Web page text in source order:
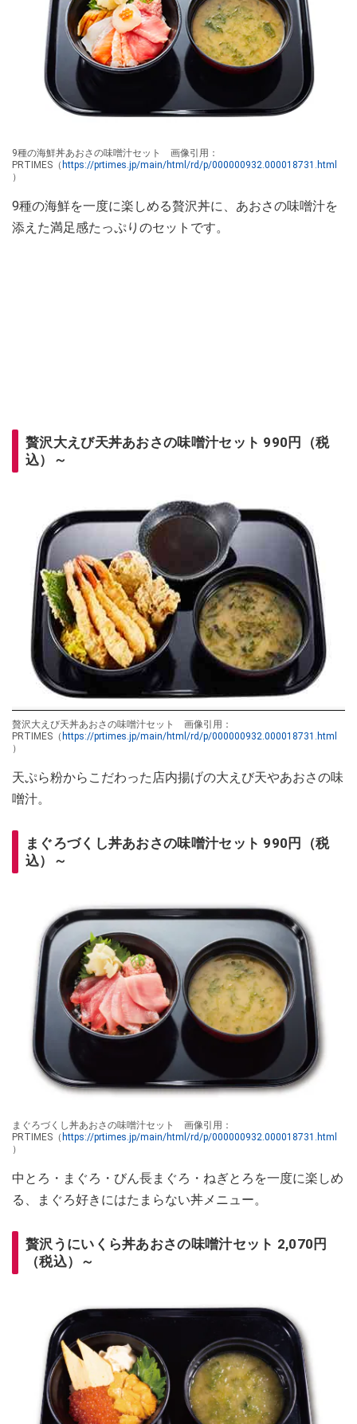
9種の海鮮丼あおさの味噌汁セット 画像引用：
PRTIMES（ https://prtimes.jp/main/html/rd/p/000000932.000018731.html
）
9種の海鮮を一度に楽しめる贅沢丼に、あおさの味噌汁を
添えた満足感たっぷりのセットです。
贅沢大えび天丼あおさの味噌汁セット 990円（税
込）～
贅沢大えび天丼あおさの味噌汁セット 画像引用：
PRTIMES（ https://prtimes.jp/main/html/rd/p/000000932.000018731.html
）
天ぷら粉からこだわった店内揚げの大えび天やあおさの味
噌汁。
まぐろづくし丼あおさの味噌汁セット 990円（税
込）～
まぐろづくし丼あおさの味噌汁セット 画像引用：
PRTIMES（ https://prtimes.jp/main/html/rd/p/000000932.000018731.html
）
中とろ・まぐろ・びん長まぐろ・ねぎとろを一度に楽しめ
る、まぐろ好きにはたまらない丼メニュー。
贅沢うにいくら丼あおさの味噌汁セット 2,070円
（税込）～